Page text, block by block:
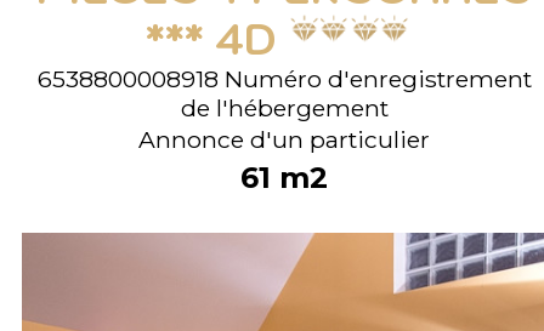
*** 4D
6538800008918 Numéro d'enregistrement
de l'hébergement
Annonce d'un particulier
61 m2